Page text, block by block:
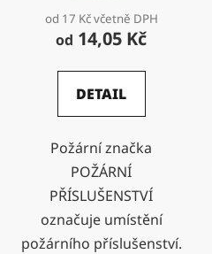
od 17 Kč včetně DPH
od 14,05 Kč
DETAIL
Požární značka
POŽÁRNÍ
PŘÍSLUŠENSTVÍ
označuje umístění
požárního příslušenství.